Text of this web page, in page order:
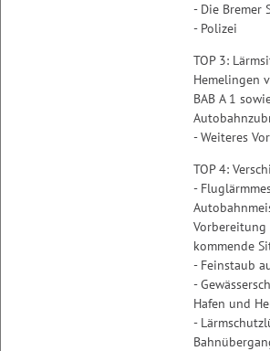
- Die Bremer
- Polizei
TOP 3:
Hemelingen
BAB A 1
- Weiteres
TOP 4:
-
kommende
- Feinstaub
-
Hafen und
-